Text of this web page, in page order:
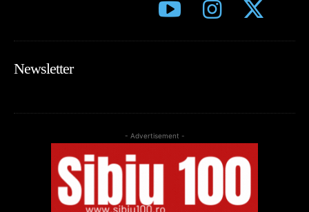
Newsletter
- Advertisement -